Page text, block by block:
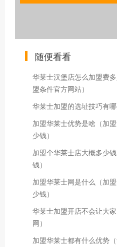
随便看看
华莱士汉堡店怎么加盟费
盟条件官方网站）
华莱士加盟的选址技巧有
加盟华莱士优势是啥（加
少钱）
加盟个华莱士店大概多少
钱）
加盟华莱士网是什么（加
少钱）
华莱士加盟开店不会让大
网）
加盟华莱士都有什么优势（